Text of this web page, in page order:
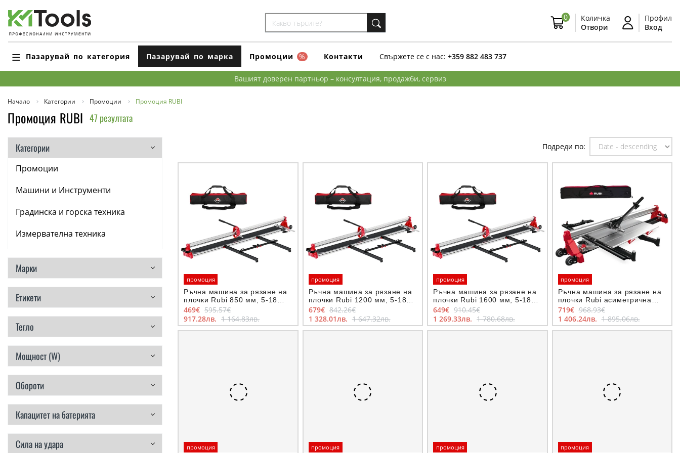
0
Количка
Отвори
Профил
Вход
Пазарувай по категория Пазарувай по марка Промоции % Контакти Свържете се с нас: +359 882 483 737
Вашият доверен партньор – консултация, продажби, сервиз
Начало Категории Промоции Промоция RUBI
Промоция RUBI 47 резултата
Категории
Промоции
Машини и Инструменти
Градинска и горска техника
Измервателна техника
Аксесоари
Консумативи
Ръчни инструменти
Резервни части
Марки
Етикети
Тегло
Мощност (W)
Обороти
Капацитет на батерията
Сила на удара
Подреди по:
промоция
Ръчна машина за рязане на
плочки Rubi 850 мм, 5-18
мм, RCH-850
469€ 595.57€
917.28лв. 1 164.83лв.
промоция
Ръчна машина за рязане на
плочки Rubi 1200 мм, 5-18
мм, RCH-1200
679€ 842.26€
1 328.01лв. 1 647.32лв.
промоция
Ръчна машина за рязане на
плочки Rubi 1600 мм, 5-18
мм RCH-1600
649€ 910.45€
1 269.33лв. 1 780.68лв.
промоция
Ръчна машина за рязане на
плочки Rubi асиметрична
850 мм, 3-21 мм TK-850
719€ 968.93€
1 406.24лв. 1 895.06лв.
промоция промоция промоция промоция